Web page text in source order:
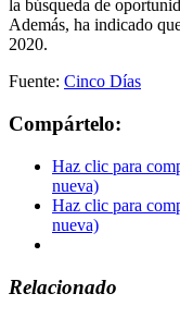
la búsqueda de
Además, ha indicado
2020.
Fuente: Cinco Días
Compártelo:
Haz clic para
nueva)
Haz clic para
nueva)
Relacionado